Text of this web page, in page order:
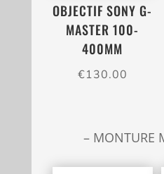
OBJECTIF SONY G-
MASTER 100-
400MM
€130.00
– MONTURE